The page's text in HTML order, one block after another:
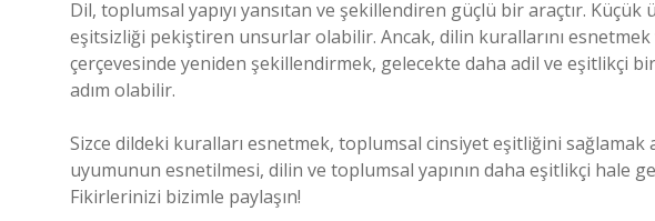
Dil, toplumsal yapıyı yansıtan ve şekillendiren güçlü bir araçtır.
eşitsizliği pekiştiren unsurlar olabilir. Ancak, dilin kurallarını
çerçevesinde yeniden şekillendirmek, gelecekte daha adil ve eşitlikçi
adım olabilir.
Sizce dildeki kuralları esnetmek, toplumsal cinsiyet eşitliğini
uyumunun esnetilmesi, dilin ve toplumsal yapının daha eşitlikçi hale
Fikirlerinizi bizimle paylaşın!